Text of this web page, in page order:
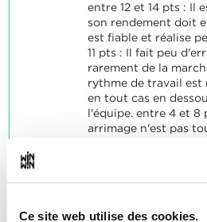
Ce site web utilise des cookies.
entre 12 et 14 pts : Il
son rendement doit
est fiable et réalise
11 pts : Il fait peu
rarement de la
rythme de travail
en tout cas en
l'équipe. entre 4 et 8
arrimage n'est pas
supérieurs, des
péril. Il gaspille les
car il ne sait pas